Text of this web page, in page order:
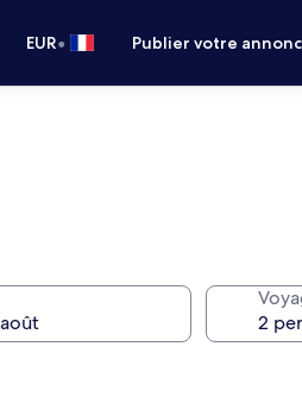
EUR• Publier votre